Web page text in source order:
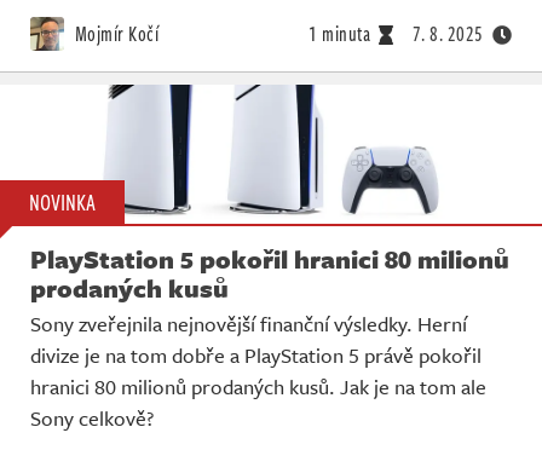
Mojmír Kočí 1 minuta 7. 8. 2025
NOVINKA
PlayStation 5 pokořil hranici 80 milionů
prodaných kusů
Sony zveřejnila nejnovější finanční výsledky. Herní
divize je na tom dobře a PlayStation 5 právě pokořil
hranici 80 milionů prodaných kusů. Jak je na tom ale
Sony celkově?